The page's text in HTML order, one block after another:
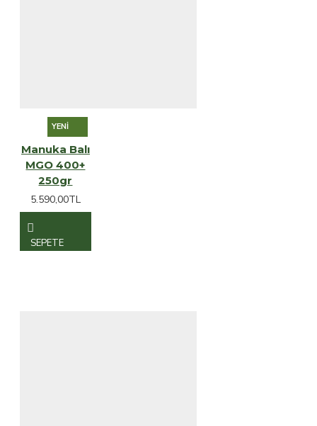
YENI
Manuka Balı
MGO 400+
250gr
5.590,00TL
SEPETE